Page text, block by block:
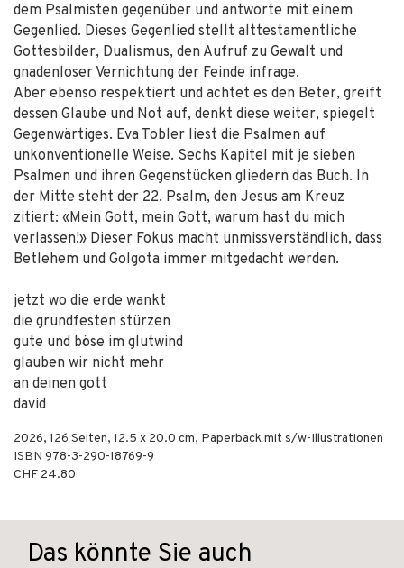
dem Psalmisten gegenüber und antworte mit einem
Gegenlied. Dieses Gegenlied stellt alttestamentliche
Gottesbilder, Dualismus, den Aufruf zu Gewalt und
gnadenloser Vernichtung der Feinde infrage.
Aber ebenso respektiert und achtet es den Beter, greift
dessen Glaube und Not auf, denkt diese weiter, spiegelt
Gegenwärtiges. Eva Tobler liest die Psalmen auf
unkonventionelle Weise. Sechs Kapitel mit je sieben
Psalmen und ihren Gegenstücken gliedern das Buch. In
der Mitte steht der 22. Psalm, den Jesus am Kreuz
zitiert: «Mein Gott, mein Gott, warum hast du mich
verlassen!» Dieser Fokus macht unmissverständlich, dass
Betlehem und Golgota immer mitgedacht werden.
jetzt wo die erde wankt
die grundfesten stürzen
gute und böse im glutwind
glauben wir nicht mehr
an deinen gott
david
2026, 126 Seiten, 12.5 x 20.0 cm, Paperback mit s/w-Illustrationen
ISBN 978-3-290-18769-9
CHF 24.80
Das könnte Sie auch